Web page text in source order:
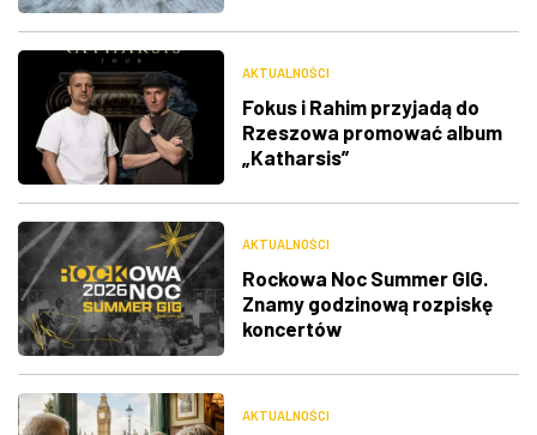
AKTUALNOŚCI
Fokus i Rahim przyjadą do
Rzeszowa promować album
„Katharsis”
AKTUALNOŚCI
Rockowa Noc Summer GIG.
Znamy godzinową rozpiskę
koncertów
AKTUALNOŚCI